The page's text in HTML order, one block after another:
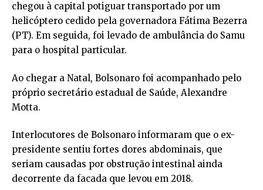
chegou à capital potiguar transportado por um
helicóptero cedido pela governadora Fátima Bezerra
(PT). Em seguida, foi levado de ambulância do Samu
para o hospital particular.
Ao chegar a Natal, Bolsonaro foi acompanhado pelo
próprio secretário estadual de Saúde, Alexandre
Motta.
Interlocutores de Bolsonaro informaram que o ex-
presidente sentiu fortes dores abdominais, que
seriam causadas por obstrução intestinal ainda
decorrente da facada que levou em 2018.